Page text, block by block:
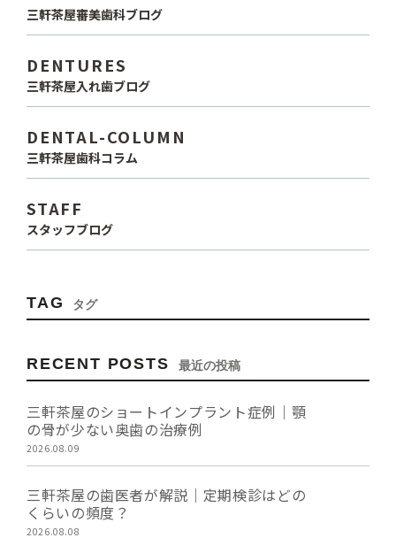
三軒茶屋審美歯科ブログ
DENTURES
三軒茶屋入れ歯ブログ
DENTAL-COLUMN
三軒茶屋歯科コラム
STAFF
スタッフブログ
TAG タグ
RECENT POSTS 最近の投稿
三軒茶屋のショートインプラント症例｜顎
の骨が少ない奥歯の治療例
2026.08.09
三軒茶屋の歯医者が解説｜定期検診はどの
くらいの頻度？
2026.08.08